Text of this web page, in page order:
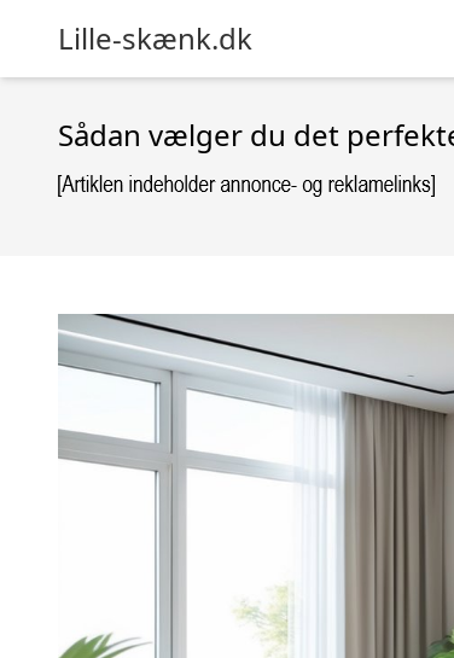
Lille-skænk.dk
Sådan vælger du det